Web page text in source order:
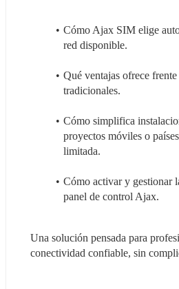
Cómo Ajax SIM elige
red disponible.
Qué ventajas ofrece
tradicionales.
Cómo simplifica
proyectos móviles o
limitada.
Cómo activar y gestionar
panel de control Ajax.
Una solución pensada para
conectividad confiable, sin